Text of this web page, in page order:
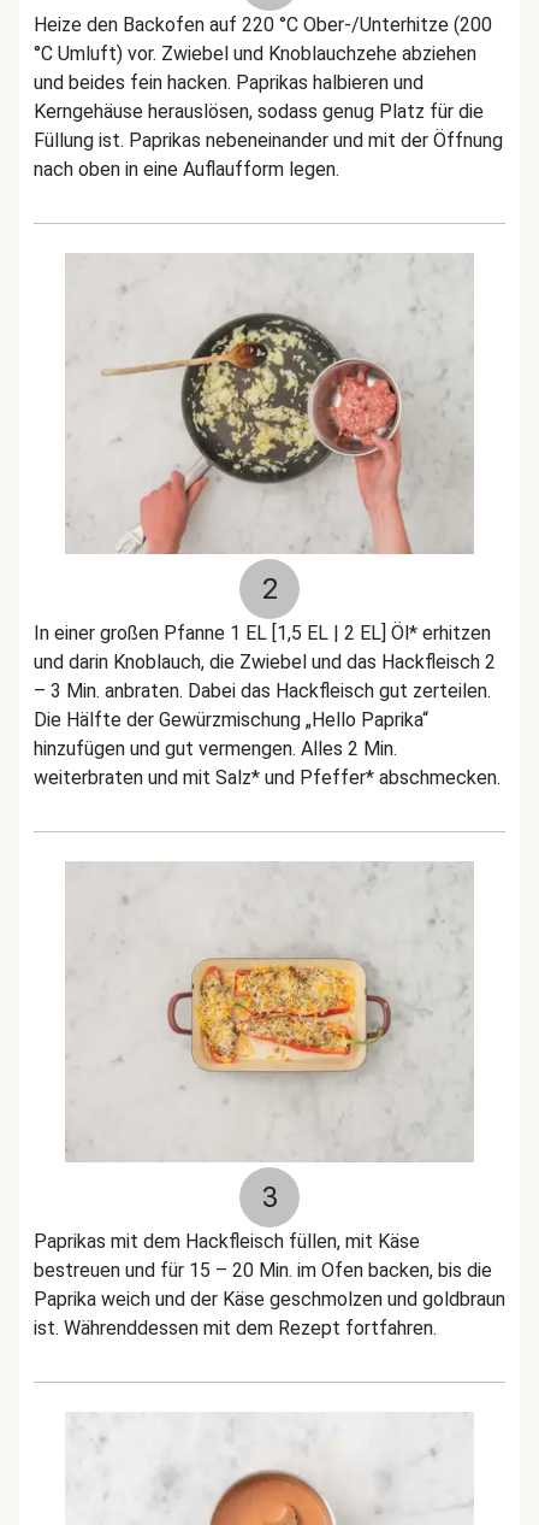
Heize den Backofen auf 220 °C Ober-/Unterhitze (200
°C Umluft) vor. Zwiebel und Knoblauchzehe abziehen
und beides fein hacken. Paprikas halbieren und
Kerngehäuse herauslösen, sodass genug Platz für die
Füllung ist. Paprikas nebeneinander und mit der Öffnung
nach oben in eine Auflaufform legen.
2
In einer großen Pfanne 1 EL [1,5 EL | 2 EL] Öl* erhitzen
und darin Knoblauch, die Zwiebel und das Hackfleisch 2
– 3 Min. anbraten. Dabei das Hackfleisch gut zerteilen.
Die Hälfte der Gewürzmischung „Hello Paprika“
hinzufügen und gut vermengen. Alles 2 Min.
weiterbraten und mit Salz* und Pfeffer* abschmecken.
3
Paprikas mit dem Hackfleisch füllen, mit Käse
bestreuen und für 15 – 20 Min. im Ofen backen, bis die
Paprika weich und der Käse geschmolzen und goldbraun
ist. Währenddessen mit dem Rezept fortfahren.